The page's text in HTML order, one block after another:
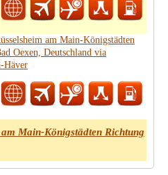
am Main-Königstädten
Oexen, Deutschland via
Häver
Main-Königstädten Richtung